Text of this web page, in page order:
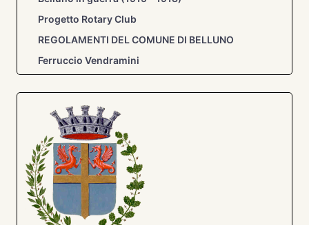
Progetto Rotary Club
REGOLAMENTI DEL COMUNE DI BELLUNO
Ferruccio Vendramini